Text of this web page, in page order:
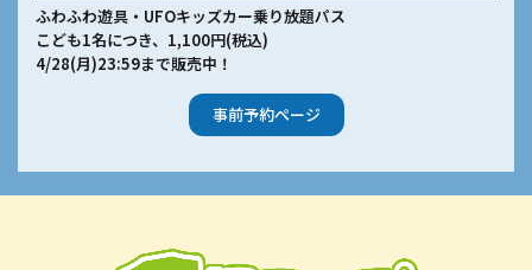
ふわふわ遊具・UFOキッズカー乗り放題パス
こども1名につき、1,100円(税込)
4/28(月)23:59まで販売中！
事前予約ページ